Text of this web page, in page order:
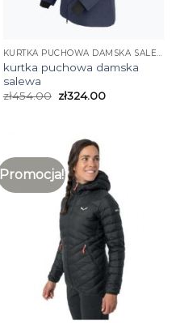
KURTKA PUCHOWA DAMSKA SALEWA
kurtka puchowa damska
salewa
zł454.00 zł324.00
Promocja!